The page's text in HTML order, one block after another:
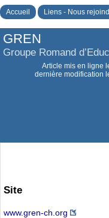
Accueil Liens - Nous
GREN
Groupe Romand
Article mis en ligne
dernière modification
Site
www.gren-ch.org